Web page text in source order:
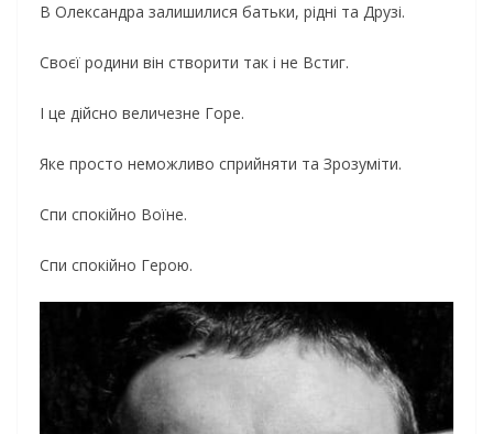
В Олександра залишилися батьки, рідні та Друзі.
Своєї родини він створити так і не Встиг.
І це дійсно величезне Горе.
Яке просто неможливо сприйняти та Зрозуміти.
Спи спокійно Воїне.
Спи спокійно Герою.